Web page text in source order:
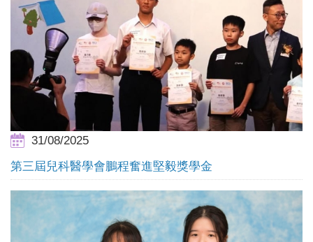
31/08/2025
第三屆兒科醫學會鵬程奮進堅毅獎學金